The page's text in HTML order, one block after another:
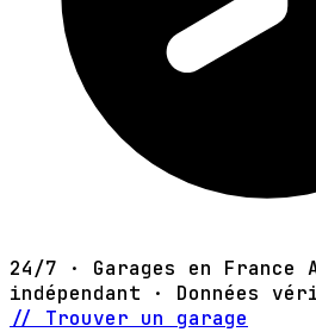
24/7 · Garages en France
indépendant · Données
// Trouver un garage